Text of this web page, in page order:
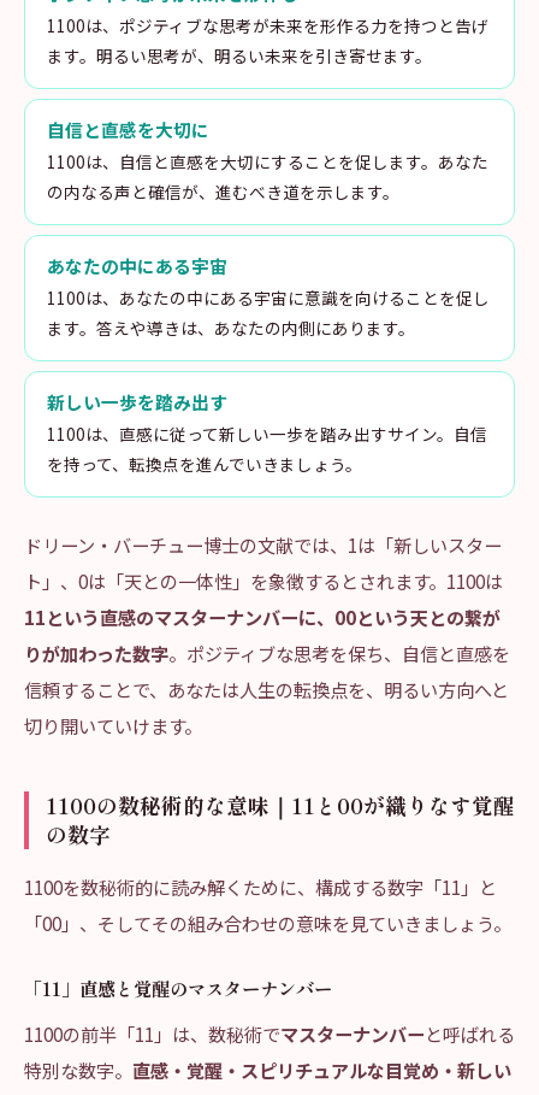
1100は、ポジティブな思考が未来を形作る力を持つと告げ
ます。明るい思考が、明るい未来を引き寄せます。
自信と直感を大切に
1100は、自信と直感を大切にすることを促します。あなた
の内なる声と確信が、進むべき道を示します。
あなたの中にある宇宙
1100は、あなたの中にある宇宙に意識を向けることを促し
ます。答えや導きは、あなたの内側にあります。
新しい一歩を踏み出す
1100は、直感に従って新しい一歩を踏み出すサイン。自信
を持って、転換点を進んでいきましょう。
ドリーン・バーチュー博士の文献では、1は「新しいスター
ト」、0は「天との一体性」を象徴するとされます。1100は
11という直感のマスターナンバーに、00という天との繋が
りが加わった数字。ポジティブな思考を保ち、自信と直感を
信頼することで、あなたは人生の転換点を、明るい方向へと
切り開いていけます。
1100の数秘術的な意味｜11と00が織りなす覚醒
の数字
1100を数秘術的に読み解くために、構成する数字「11」と
「00」、そしてその組み合わせの意味を見ていきましょう。
「11」直感と覚醒のマスターナンバー
1100の前半「11」は、数秘術でマスターナンバーと呼ばれる
特別な数字。 直感・覚醒・スピリチュアルな目覚め・新しい